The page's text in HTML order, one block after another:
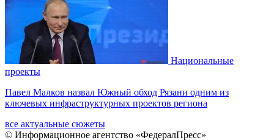
Национальные
проекты
Павел Малков назвал Южный обход Рязани одним из
ключевых инфраструктурных проектов региона
все актуальные сюжеты
© Информационное агентство «ФедералПресс»